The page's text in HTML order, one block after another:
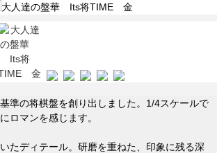
準の将棋盤を創り出しました。1/4スケールで
ロマンを感じます。
たディテール。研磨を重ねた、印象に残る深